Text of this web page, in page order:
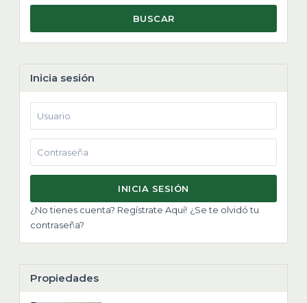
BUSCAR
Inicia sesión
INICIA SESIÓN
¿No tienes cuenta? Regístrate Aquí! ¿Se te olvidó tu
contraseña?
Propiedades